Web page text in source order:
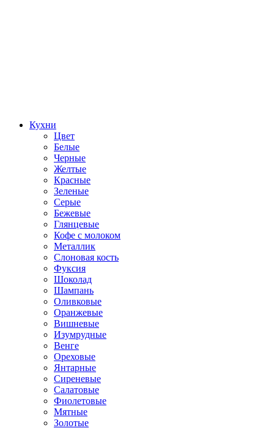
Кухни
Цвет
Белые
Черные
Желтые
Красные
Зеленые
Серые
Бежевые
Глянцевые
Кофе с молоком
Металлик
Слоновая кость
Фуксия
Шоколад
Шампань
Оливковые
Оранжевые
Вишневые
Изумрудные
Венге
Ореховые
Янтарные
Сиреневые
Салатовые
Фиолетовые
Мятные
Золотые